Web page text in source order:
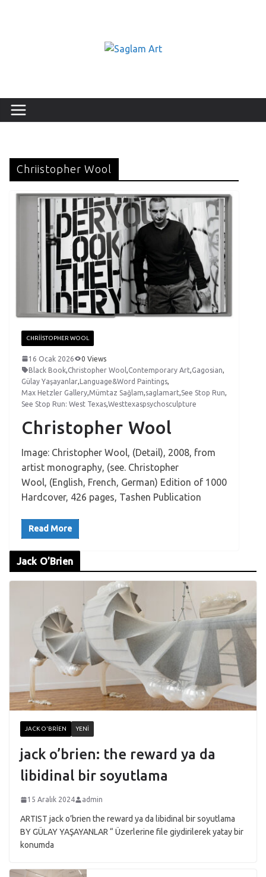
Chriistopher Wool
CHRIISTOPHER WOOL
16 Ocak 2026
0 Views
Black Book,Christopher Wool,Contemporary Art,Gagosian,
Gülay Yaşayanlar,Language&Word Paintings,
Max Hetzler Gallery,Mümtaz Sağlam,saglamart,See Stop Run,
See Stop Run: West Texas,Westtexaspsychosculpture
Christopher Wool
Image: Christopher Wool, (Detail), 2008, from
artist monography, (see. Christopher
Wool, (English, French, German) Edition of 1000
Hardcover, 426 pages, Tashen Publication
Read More
Jack O’Brien
JACK O'BRIEN YENI
jack o’brien: the reward ya da
libidinal bir soyutlama
15 Aralık 2024 admin
ARTIST jack o’brien the reward ya da libidinal bir soyutlama
BY GÜLAY YAŞAYANLAR “ Üzerlerine file giydirilerek yatay bir
konumda